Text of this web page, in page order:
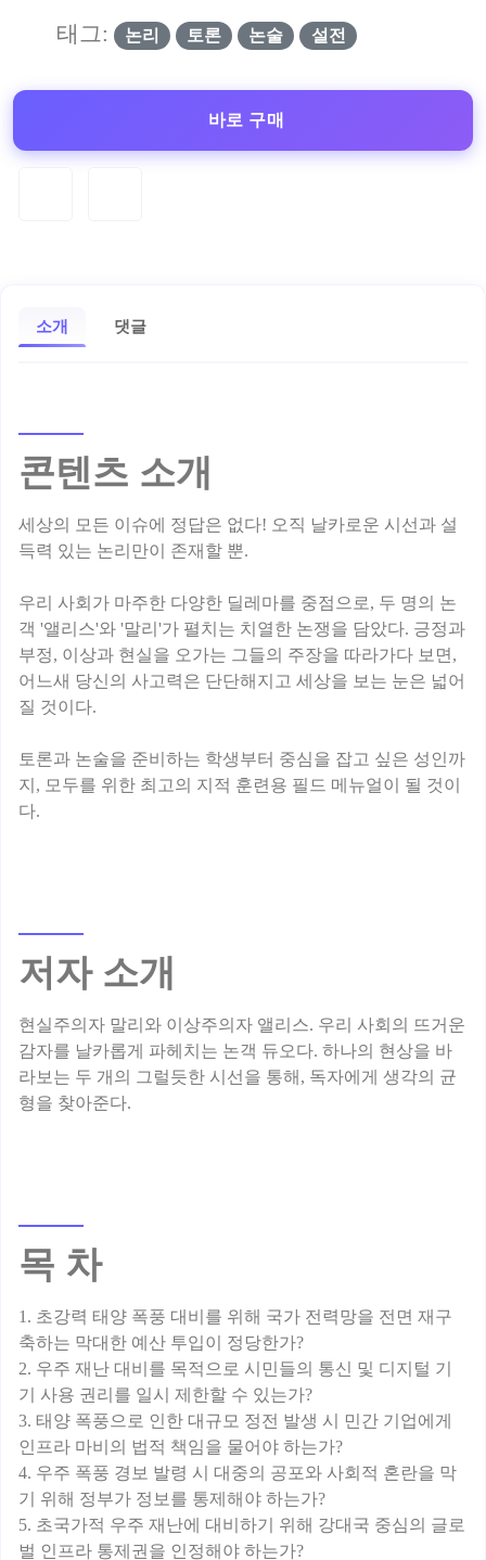
태그:
논리 토론 논술 설전
바로 구매
소개 댓글
콘텐츠 소개
세상의 모든 이슈에 정답은 없다! 오직 날카로운 시선과 설
득력 있는 논리만이 존재할 뿐.
우리 사회가 마주한 다양한 딜레마를 중점으로, 두 명의 논
객 '앨리스'와 '말리'가 펼치는 치열한 논쟁을 담았다. 긍정과
부정, 이상과 현실을 오가는 그들의 주장을 따라가다 보면,
어느새 당신의 사고력은 단단해지고 세상을 보는 눈은 넓어
질 것이다.
토론과 논술을 준비하는 학생부터 중심을 잡고 싶은 성인까
지, 모두를 위한 최고의 지적 훈련용 필드 메뉴얼이 될 것이
저자 소개
현실주의자 말리와 이상주의자 앨리스. 우리 사회의 뜨거운
감자를 날카롭게 파헤치는 논객 듀오다. 하나의 현상을 바
라보는 두 개의 그럴듯한 시선을 통해, 독자에게 생각의 균
목 차
1. 초강력 태양 폭풍 대비를 위해 국가 전력망을 전면 재구
축하는 막대한 예산 투입이 정당한가?
2. 우주 재난 대비를 목적으로 시민들의 통신 및 디지털 기
기 사용 권리를 일시 제한할 수 있는가?
3. 태양 폭풍으로 인한 대규모 정전 발생 시 민간 기업에게
인프라 마비의 법적 책임을 물어야 하는가?
4. 우주 폭풍 경보 발령 시 대중의 공포와 사회적 혼란을 막
기 위해 정부가 정보를 통제해야 하는가?
5. 초국가적 우주 재난에 대비하기 위해 강대국 중심의 글로